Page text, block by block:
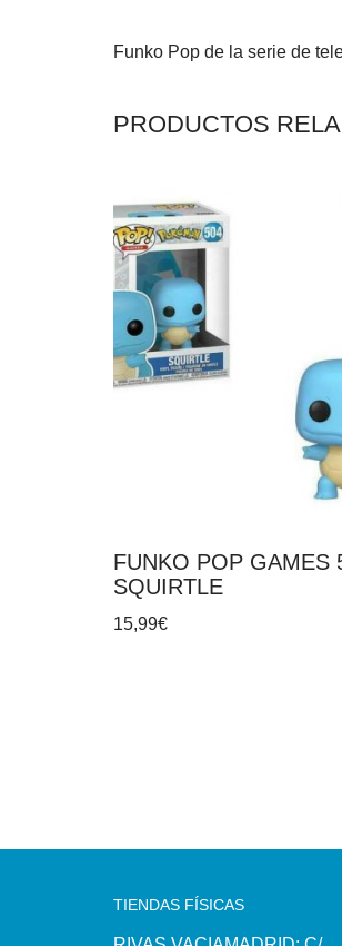
Funko Pop de la serie de
PRODUCTOS
FUNKO POP GAMES
SQUIRTLE
15,99€
TIENDAS FÍSICAS